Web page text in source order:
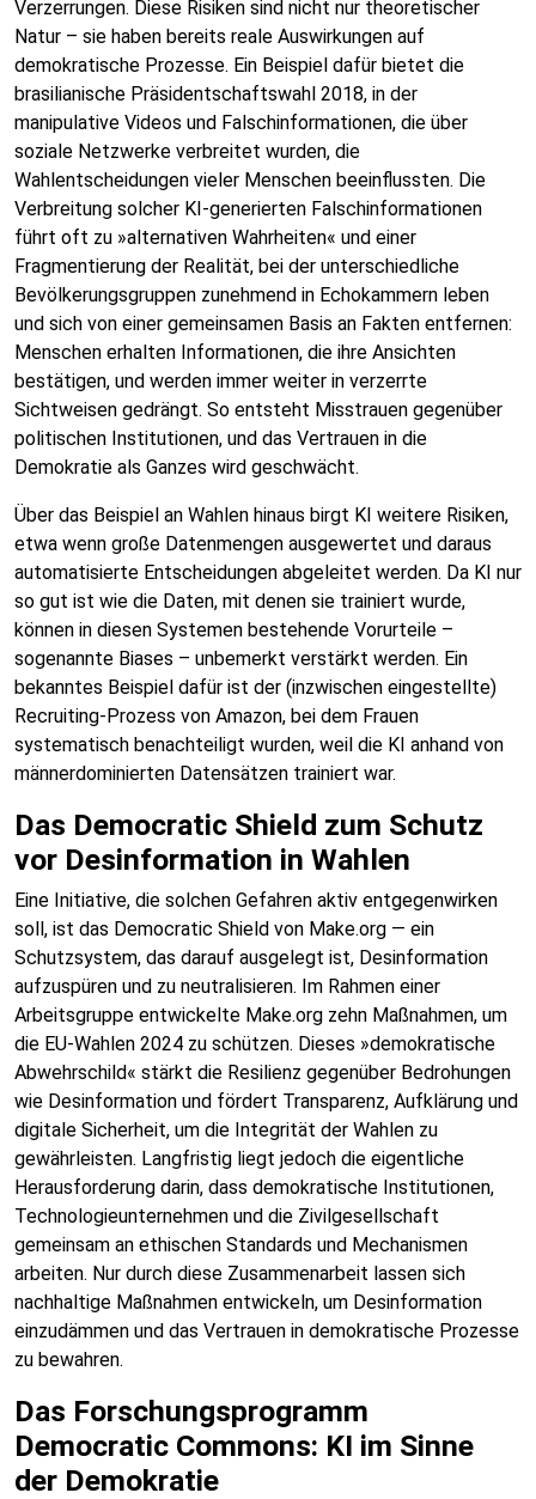
Verzerrungen. Diese Risiken sind nicht nur theoretischer
Natur – sie haben bereits reale Auswirkungen auf
demokratische Prozesse. Ein Beispiel dafür bietet die
brasilianische Präsidentschaftswahl 2018, in der
manipulative Videos und Falschinformationen, die über
soziale Netzwerke verbreitet wurden, die
Wahlentscheidungen vieler Menschen beeinflussten. Die
Verbreitung solcher KI-generierten Falschinformationen
führt oft zu »alternativen Wahrheiten« und einer
Fragmentierung der Realität, bei der unterschiedliche
Bevölkerungsgruppen zunehmend in Echokammern leben
und sich von einer gemeinsamen Basis an Fakten entfernen:
Menschen erhalten Informationen, die ihre Ansichten
bestätigen, und werden immer weiter in verzerrte
Sichtweisen gedrängt. So entsteht Misstrauen gegenüber
politischen Institutionen, und das Vertrauen in die
Demokratie als Ganzes wird geschwächt.
Über das Beispiel an Wahlen hinaus birgt KI weitere Risiken,
etwa wenn große Datenmengen ausgewertet und daraus
automatisierte Entscheidungen abgeleitet werden. Da KI nur
so gut ist wie die Daten, mit denen sie trainiert wurde,
können in diesen Systemen bestehende Vorurteile –
sogenannte Biases – unbemerkt verstärkt werden. Ein
bekanntes Beispiel dafür ist der (inzwischen eingestellte)
Recruiting-Prozess von Amazon, bei dem Frauen
systematisch benachteiligt wurden, weil die KI anhand von
männerdominierten Datensätzen trainiert war.
Das Democratic Shield zum Schutz
vor Desinformation in Wahlen
Eine Initiative, die solchen Gefahren aktiv entgegenwirken
soll, ist das Democratic Shield von Make.org — ein
Schutzsystem, das darauf ausgelegt ist, Desinformation
aufzuspüren und zu neutralisieren. Im Rahmen einer
Arbeitsgruppe entwickelte Make.org zehn Maßnahmen, um
die EU-Wahlen 2024 zu schützen. Dieses »demokratische
Abwehrschild« stärkt die Resilienz gegenüber Bedrohungen
wie Desinformation und fördert Transparenz, Aufklärung und
digitale Sicherheit, um die Integrität der Wahlen zu
gewährleisten. Langfristig liegt jedoch die eigentliche
Herausforderung darin, dass demokratische Institutionen,
Technologieunternehmen und die Zivilgesellschaft
gemeinsam an ethischen Standards und Mechanismen
arbeiten. Nur durch diese Zusammenarbeit lassen sich
nachhaltige Maßnahmen entwickeln, um Desinformation
einzudämmen und das Vertrauen in demokratische Prozesse
zu bewahren.
Das Forschungsprogramm
Democratic Commons: KI im Sinne
der Demokratie